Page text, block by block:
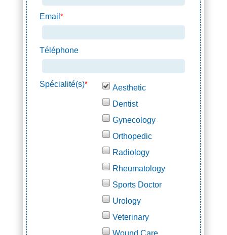
Email *
Téléphone
Spécialité(s)*
Aesthetic
Dentist
Gynecology
Orthopedic
Radiology
Rheumatology
Sports Doctor
Urology
Veterinary
Wound Care